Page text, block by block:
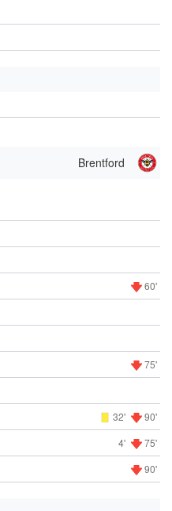
Brentford
60'
75'
32' 90'
4' 75'
90'